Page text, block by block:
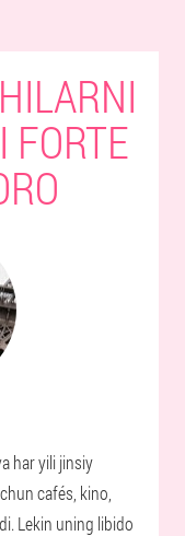
FORTE
har yili jinsiy
cafés, kino,
Lekin uning libido